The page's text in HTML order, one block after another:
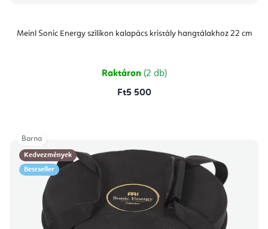
Meinl Sonic Energy szilikon kalapács kristály hangtálakhoz 22 cm
Raktáron (2 db)
Ft5 500
Kedvezmények
Bestseller
Barna